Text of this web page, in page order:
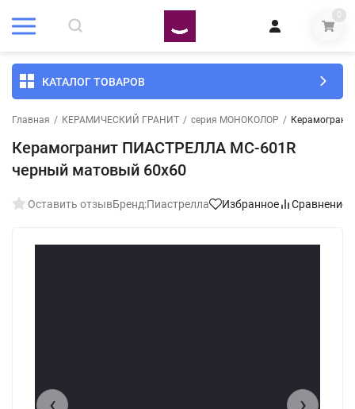
0
КАТАЛОГ ТОВАРОВ
Главная / КЕРАМИЧЕСКИЙ ГРАНИТ / серия МОНОКОЛОР /
Керамогранит ПИАСТРЕЛЛА MC-601R
черный матовый 60x60
Оставить отзывБренд:Пиастрелла Избранное Сравнение
‹ ›